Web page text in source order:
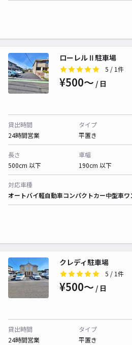
ローレルⅡ駐車場
5 / 1件
¥500〜 / 日
貸出時間
24時間営業
タイプ
平置き
長さ
500cm 以下
車幅
190cm 以下
対応車種
オートバイ軽自動車コンパクトカー中型車ワ
クレディ駐車場
5 / 1件
¥500〜 / 日
貸出時間
24時間営業
タイプ
平置き